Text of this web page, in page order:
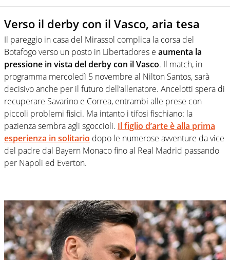
Verso il derby con il Vasco, aria tesa
Il pareggio in casa del Mirassol complica la corsa del
Botafogo verso un posto in Libertadores e aumenta la
pressione in vista del derby con il Vasco. Il match, in
programma mercoledì 5 novembre al Nilton Santos, sarà
decisivo anche per il futuro dell’allenatore. Ancelotti spera di
recuperare Savarino e Correa, entrambi alle prese con
piccoli problemi fisici. Ma intanto i tifosi fischiano: la
pazienza sembra agli sgoccioli. Il figlio d’arte è alla prima
esperienza in solitario dopo le numerose avventure da vice
del padre dal Bayern Monaco fino al Real Madrid passando
per Napoli ed Everton.